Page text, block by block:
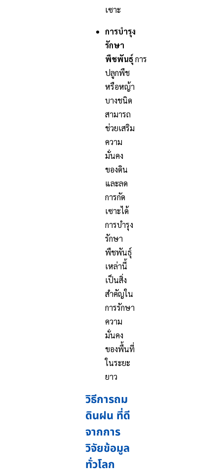
เซาะ
การบำรุง
รักษา
พืชพันธุ์การ
ปลูกพืช
หรือหญ้า
บางชนิด
สามารถ
ช่วยเสริม
ความ
มั่นคง
ของดิน
และลด
การกัด
เซาะได้
การบำรุง
รักษา
พืชพันธุ์
เหล่านี้
เป็นสิ่ง
สำคัญใน
การรักษา
ความ
มั่นคง
ของพื้นที่
ในระยะ
ยาว
วิธีการถม
ดินฝน ที่ดี
จากการ
วิจัยข้อมูล
ทั่วโลก